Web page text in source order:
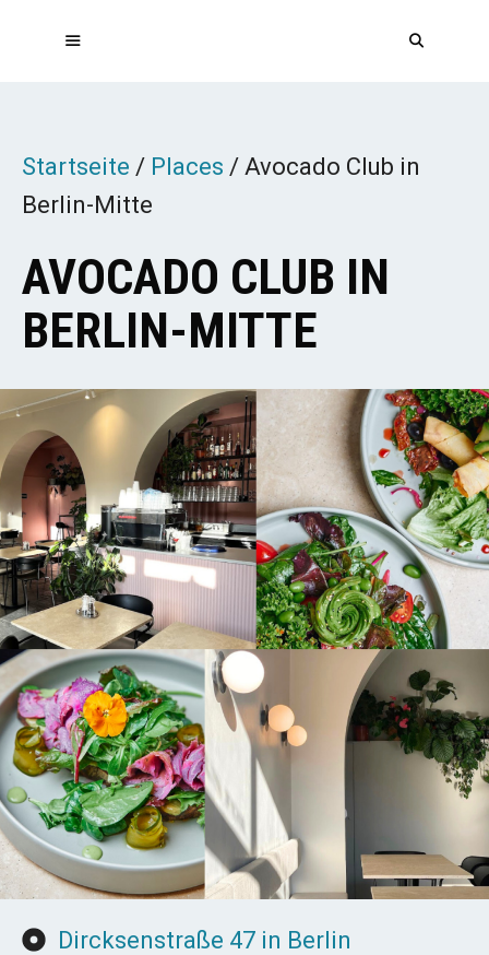
Startseite / Places / Avocado Club in
Berlin-Mitte
AVOCADO CLUB IN
BERLIN-MITTE
Dircksenstraße 47 in Berlin